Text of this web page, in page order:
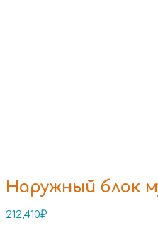
Наружный блок
212,410₽